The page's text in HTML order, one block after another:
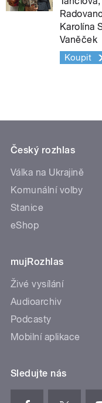
Karolína
Vaněček
Koupit
Český rozhlas
Válka na Ukrajině
Komunální volby
Stanice
eShop
mujRozhlas
Živé vysílání
Audioarchiv
Podcasty
Mobilní aplikace
Sledujte nás